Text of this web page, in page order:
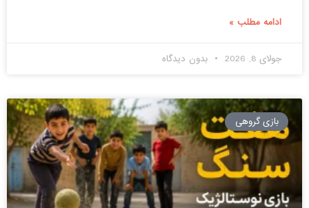
ادامه مطلب »
جولای 8, 2026 بدون دیدگاه
بازی گروهی